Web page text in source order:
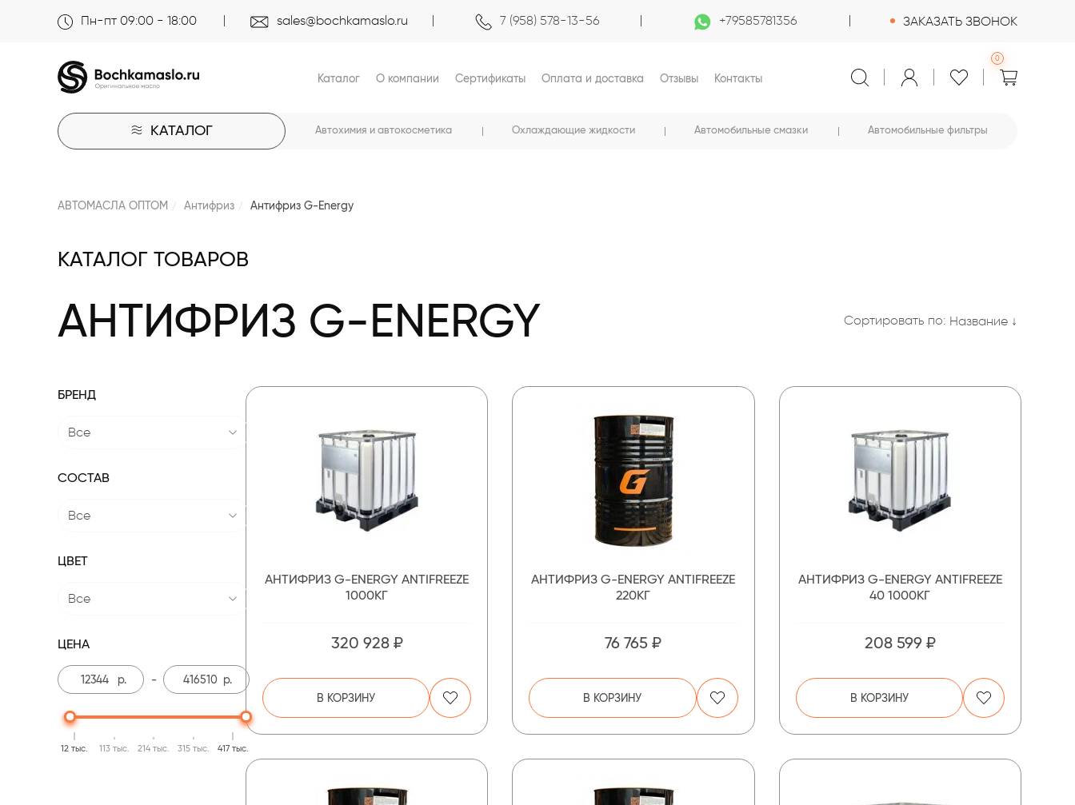
Пн-пт 09:00 - 18:00 sales@bochkamaslo.ru 7 (958) 578-13-56 +79585781356 ЗАКАЗАТЬ ЗВОНОК
Каталог О компании Сертификаты Оплата и доставка Отзывы Контакты
0
КАТАЛОГ Автохимия и автокосметика Охлаждающие жидкости Автомобильные смазки Автомобильные фильтры
АВТОМАСЛА ОПТОМ Антифриз Антифриз G-Energy
КАТАЛОГ ТОВАРОВ
АНТИФРИЗ G-ENERGY Сортировать по: Название ↓
БРЕНД
Все
СОСТАВ
Все
ЦВЕТ
Все
ЦЕНА
р. - р.
12 тыс. 113 тыс. 214 тыс. 315 тыс. 417 тыс.
АНТИФРИЗ G-ENERGY ANTIFREEZE
1000КГ
320 928 ₽
В КОРЗИНУ
АНТИФРИЗ G-ENERGY ANTIFREEZE
220КГ
76 765 ₽
В КОРЗИНУ
АНТИФРИЗ G-ENERGY ANTIFREEZE
40 1000КГ
208 599 ₽
В КОРЗИНУ